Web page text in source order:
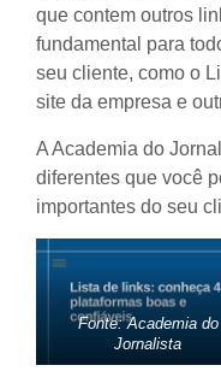
que contem outros
fundamental para
seu cliente, como o
site da empresa e
A Academia do
diferentes que você
importantes do seu
Fonte: Academia do
Jornalista